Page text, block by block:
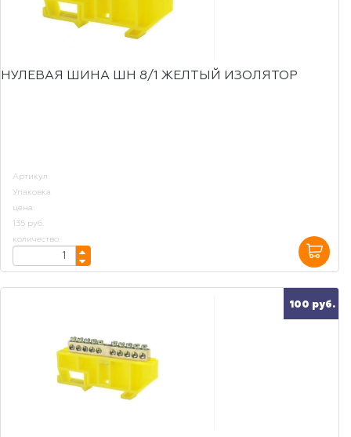
НУЛЕВАЯ ШИНА ШН 8/1 ЖЕЛТЫЙ ИЗОЛЯТОР
Артикул
Упаковка
цена:
135 руб.
количество:
100 руб.